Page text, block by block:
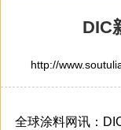
DIC
http://
全球涂料网讯：